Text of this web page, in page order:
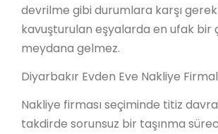
devrilme gibi durumlara karşı
kavuşturulan eşyalarda en ufak bir
meydana gelmez.
Diyarbakır Evden Eve Nakliye
Nakliye firması seçiminde titiz
takdirde sorunsuz bir taşınma